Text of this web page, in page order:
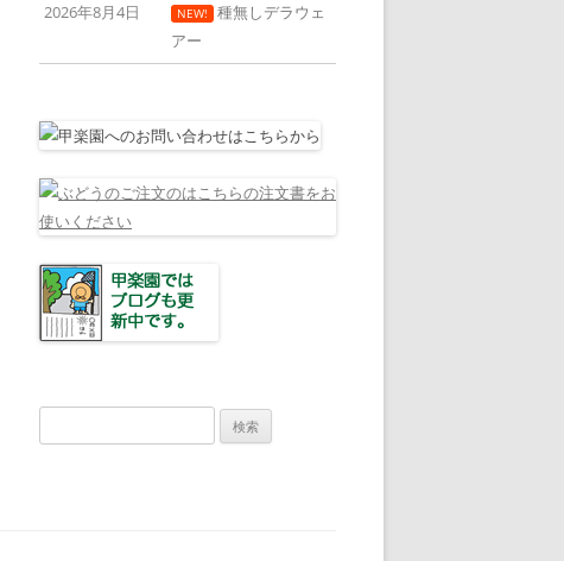
2026年8月4日 NEW!
種無しデラウェ
アー
索: